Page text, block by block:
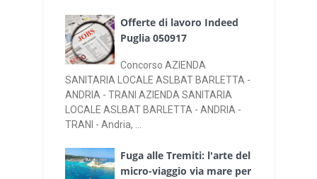
Offerte di lavoro Indeed
Puglia 050917
Concorso AZIENDA
SANITARIA LOCALE ASLBAT BARLETTA -
ANDRIA - TRANI AZIENDA SANITARIA
LOCALE ASLBAT BARLETTA - ANDRIA -
TRANI - Andria, ...
Fuga alle Tremiti: l'arte del
micro-viaggio via mare per